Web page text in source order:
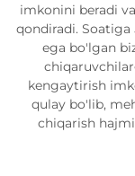
imkonini beradi
qondiradi.
ega bo'lgan
kengaytirish
qulay bo'lib,
chiqarish